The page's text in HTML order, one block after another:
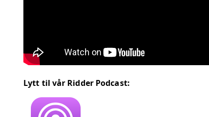
Lytt til vår Ridder Podcast: